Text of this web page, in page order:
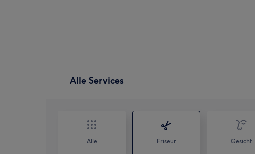
Alle Services
Alle Friseur Gesicht